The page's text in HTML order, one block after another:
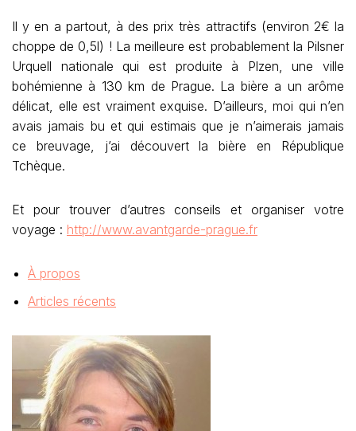
Il y en a partout, à des prix très attractifs (environ 2€ la
choppe de 0,5l) ! La meilleure est probablement la Pilsner
Urquell nationale qui est produite à Plzen, une ville
bohémienne à 130 km de Prague. La bière a un arôme
délicat, elle est vraiment exquise. D’ailleurs, moi qui n’en
avais jamais bu et qui estimais que je n’aimerais jamais
ce breuvage, j’ai découvert la bière en République
Tchèque.
Et pour trouver d’autres conseils et organiser votre
voyage : http://www.avantgarde-prague.fr
À propos
Articles récents